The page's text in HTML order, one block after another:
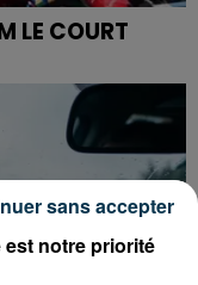
LE COURT
est notre priorité
sans accepter